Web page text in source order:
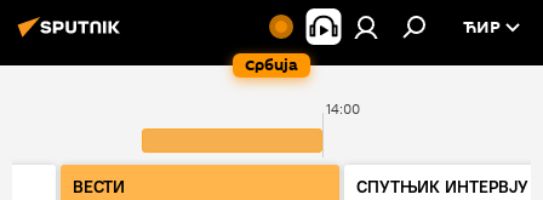
Србија
ЋИР
14:00
ВЕСТИ
СПУТЊИК ИНТЕРВЈУ